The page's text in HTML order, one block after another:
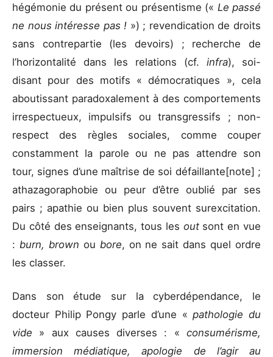
hégémonie du présent ou présentisme (« Le passé
ne nous intéresse pas ! ») ; revendication de droits
sans contrepartie (les devoirs) ; recherche de
l’horizontalité dans les relations (cf. infra), soi-
disant pour des motifs « démocratiques », cela
aboutissant paradoxalement à des comportements
irrespectueux, impulsifs ou transgressifs ; non-
respect des règles sociales, comme couper
constamment la parole ou ne pas attendre son
tour, signes d’une maîtrise de soi défaillante[note] ;
athazagoraphobie ou peur d’être oublié par ses
pairs ; apathie ou bien plus souvent surexcitation.
Du côté des enseignants, tous les out sont en vue
: burn, brown ou bore, on ne sait dans quel ordre
les classer.
Dans son étude sur la cyberdépendance, le
docteur Philip Pongy parle d’une «pathologie du
vide » aux causes diverses : «consumérisme,
immersion médiatique, apologie de l’agir au